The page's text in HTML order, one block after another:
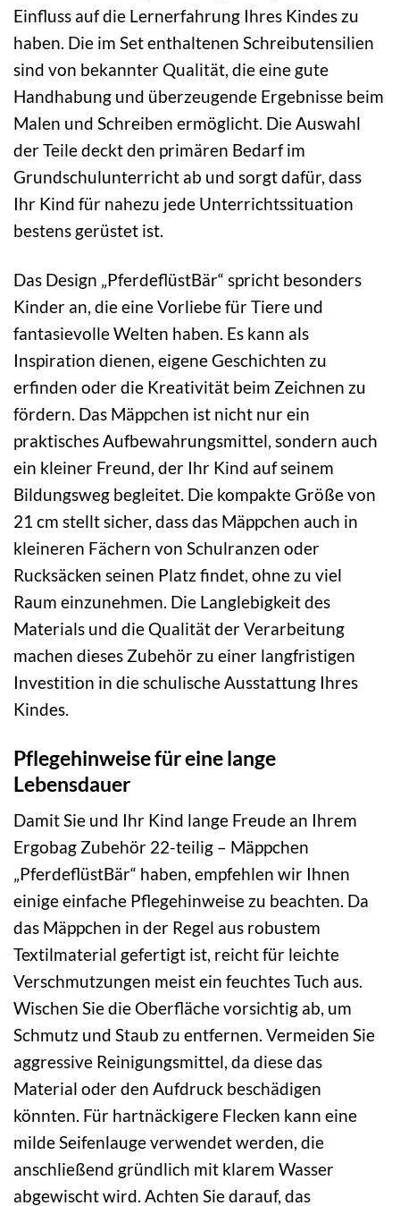
Einfluss auf die Lernerfahrung Ihres Kindes zu
haben. Die im Set enthaltenen Schreibutensilien
sind von bekannter Qualität, die eine gute
Handhabung und überzeugende Ergebnisse beim
Malen und Schreiben ermöglicht. Die Auswahl
der Teile deckt den primären Bedarf im
Grundschulunterricht ab und sorgt dafür, dass
Ihr Kind für nahezu jede Unterrichtssituation
bestens gerüstet ist.
Das Design „PferdeflüstBär“ spricht besonders
Kinder an, die eine Vorliebe für Tiere und
fantasievolle Welten haben. Es kann als
Inspiration dienen, eigene Geschichten zu
erfinden oder die Kreativität beim Zeichnen zu
fördern. Das Mäppchen ist nicht nur ein
praktisches Aufbewahrungsmittel, sondern auch
ein kleiner Freund, der Ihr Kind auf seinem
Bildungsweg begleitet. Die kompakte Größe von
21 cm stellt sicher, dass das Mäppchen auch in
kleineren Fächern von Schulranzen oder
Rucksäcken seinen Platz findet, ohne zu viel
Raum einzunehmen. Die Langlebigkeit des
Materials und die Qualität der Verarbeitung
machen dieses Zubehör zu einer langfristigen
Investition in die schulische Ausstattung Ihres
Kindes.
Pflegehinweise für eine lange
Lebensdauer
Damit Sie und Ihr Kind lange Freude an Ihrem
Ergobag Zubehör 22-teilig – Mäppchen
„PferdeflüstBär“ haben, empfehlen wir Ihnen
einige einfache Pflegehinweise zu beachten. Da
das Mäppchen in der Regel aus robustem
Textilmaterial gefertigt ist, reicht für leichte
Verschmutzungen meist ein feuchtes Tuch aus.
Wischen Sie die Oberfläche vorsichtig ab, um
Schmutz und Staub zu entfernen. Vermeiden Sie
aggressive Reinigungsmittel, da diese das
Material oder den Aufdruck beschädigen
könnten. Für hartnäckigere Flecken kann eine
milde Seifenlauge verwendet werden, die
anschließend gründlich mit klarem Wasser
abgewischt wird. Achten Sie darauf, das